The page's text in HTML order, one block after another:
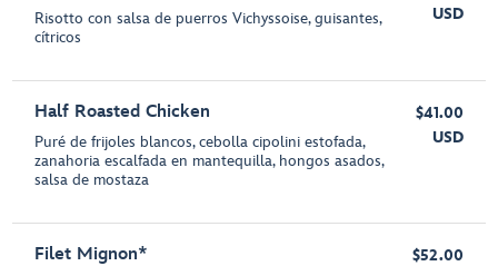
Risotto con salsa de puerros Vichyssoise, guisantes,
cítricos
USD
Half Roasted Chicken
Puré de frijoles blancos, cebolla cipolini estofada,
zanahoria escalfada en mantequilla, hongos asados,
salsa de mostaza
$41.00
USD
Filet Mignon*
$52.00